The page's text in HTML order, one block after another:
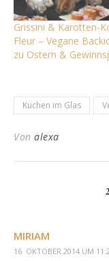
Grissini & Karotten-
Fleur – Vegane
zu Ostern &
Kuchen im Glas
Von alexa
MIRIAM
16. OKTOBER 2014 UM